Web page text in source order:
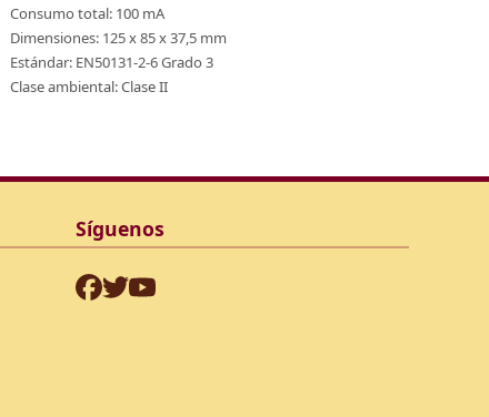
Consumo total: 100 mA
Dimensiones: 125 x 85 x 37,5 mm
Estándar: EN50131-2-6 Grado 3
Clase ambiental: Clase II
Síguenos